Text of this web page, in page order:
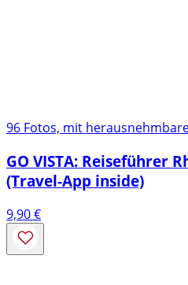
96 Fotos, mit
GO VISTA: Reiseführer
(Travel-App inside)
9,90€